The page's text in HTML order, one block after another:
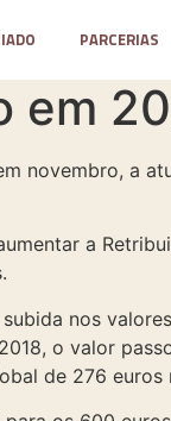
PARCERIAS
em
novembro, a
a
nos
o valor
de 276